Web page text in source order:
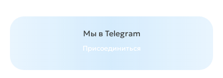
Мы в Telegram
Присоединиться